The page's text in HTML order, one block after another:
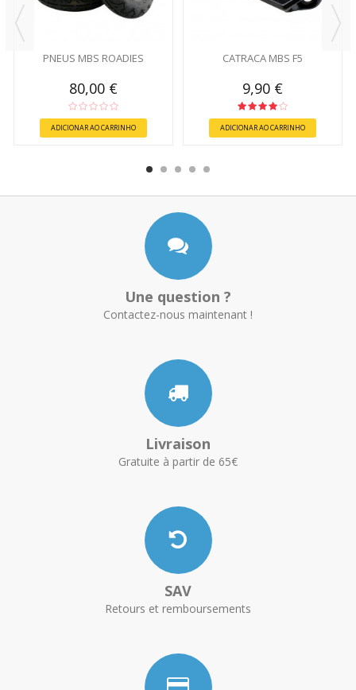
PNEUS MBS ROADIES
80,00 €
ADICIONAR AO CARRINHO
CATRACA MBS F5
9,90 €
ADICIONAR AO CARRINHO
Une question ?
Contactez-nous maintenant !
Livraison
Gratuite à partir de 65€
SAV
Retours et remboursements